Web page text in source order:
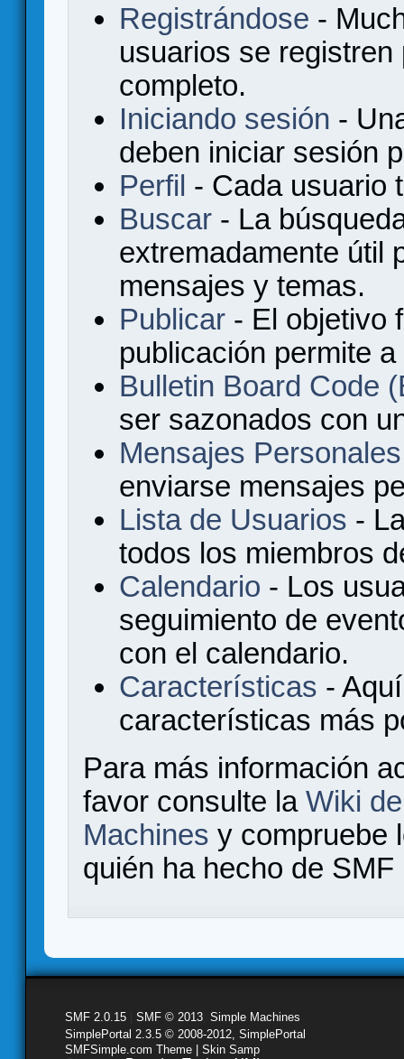
Registrándose -
usuarios se
completo.
Iniciando sesión -
deben iniciar sesión
Perfil - Cada usuario
Buscar - La
extremadamente útil
mensajes y temas.
Publicar - El objetivo
publicación permite
Bulletin Board Code
ser sazonados con
Mensajes Personales
enviarse mensajes
Lista de Usuarios -
todos los miembros
Calendario - Los
seguimiento de
con el calendario.
Características -
características más
Para más información
favor consulte la Wiki
Machines y compruebe
quién ha hecho de
SMF 2.0.15 SMF © 2013 Simple Machines
SimplePortal 2.3.5 © 2008-2012, SimplePortal
SMFSimple.com Theme | Skin Samp